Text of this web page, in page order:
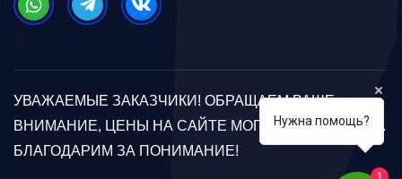
УВАЖАЕМЫЕ ЗАКАЗЧИКИ! ОБРАЩАЕМ ВАШЕ
ВНИМАНИЕ, ЦЕНЫ НА САЙТЕ МОГУТ ОТЛИЧАТЬСЯ.
БЛАГОДАРИМ ЗА ПОНИМАНИЕ!
Нужна помощь?
1